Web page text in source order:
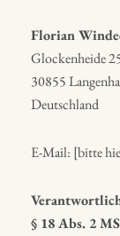
Florian
Glockenheide
30855
Deutschland
E-Mail: [bitte
§ 18 Abs. 2